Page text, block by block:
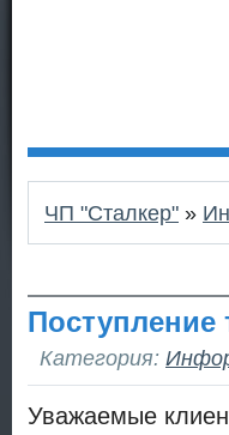
ЧП "Сталкер" »
Поступление
Категория:
Уважаемые